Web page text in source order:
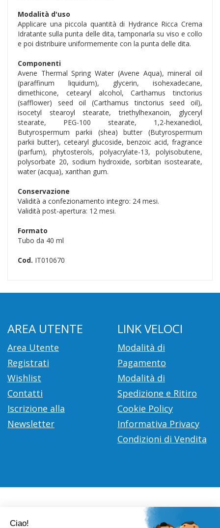
Modalità d'uso
Applicare una piccola quantità di Hydrance Ricca Crema
Idratante sulla punta delle dita, tamponarla su viso e collo
e poi distribuire uniformemente con la punta delle dita.
Componenti
Avene Thermal Spring Water (Avene Aqua), mineral oil
(paraffinum liquidum), glycerin, isohexadecane,
dimethicone, cetearyl alcohol, Carthamus tinctorius
(safflower) seed oil (Carthamus tinctorius seed oil),
isocetyl stearoyl stearate, triethylhexanoin, glyceryl
stearate, PEG-100 stearate, 1,2-hexanediol,
Butyrospermum parkii (shea) butter (Butyrospermum
parkii butter), cetearyl glucoside, benzoic acid, fragrance
(parfum), phytosterols, polyacrylate-13, polyisobutene,
polysorbate 20, sodium hydroxide, sorbitan isostearate,
water (acqua), xanthan gum.
Conservazione
Validità a confezionamento integro: 24 mesi.
Validità post-apertura: 12 mesi.
Formato
Tubo da 40 ml
Cod. IT010670
AREA UTENTE
Area Utente
Registrati
Wishlist
Contatti
Iscrizione alla
Newsletter
LINK VELOCI
Modalità di
Pagamento
Modalità di
Spedizione e Ritiro
Cookie Policy
Informativa Privacy
Condizioni di Vendita
Farmacia Città D'Europa Dr. Leonardo Gaoni
d'Europa, 700 00144 Roma (RM)